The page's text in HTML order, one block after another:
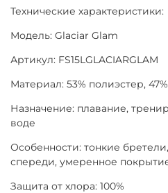
Технические характеристики:
Модель: Glaciar Glam
Артикул: FS15LGLACIARGLAM
Материал: 53% полиэстер,
Назначение: плавание,
воде
Особенности: тонкие
спереди, умеренное
Защита от хлора: 100%